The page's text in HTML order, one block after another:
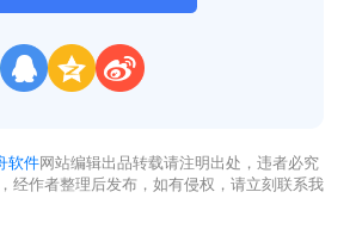
软件网站编辑出品转载请注明出处，违者必究
经作者整理后发布，如有侵权，请立刻联系我